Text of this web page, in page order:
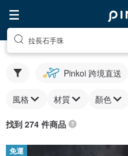
拉長石手珠
Pinkoi 跨境直送
風格 材質 顏色
找到 274 件商品
免運